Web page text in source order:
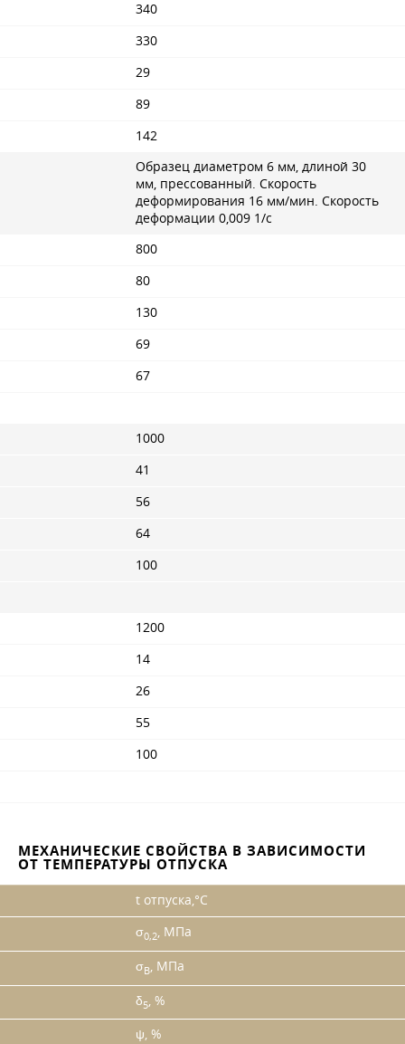
340
330
29
89
142
Образец диаметром 6 мм, длиной 30
мм, прессованный. Скорость
деформирования 16 мм/мин. Скорость
деформации 0,009 1/с
800
80
130
69
67
1000
41
56
64
100
1200
14
26
55
100
МЕХАНИЧЕСКИЕ СВОЙСТВА В ЗАВИСИМОСТИ
ОТ ТЕМПЕРАТУРЫ ОТПУСКА
t отпуска,°С
σ0,2, МПа
σB, МПа
δ5 , %
ψ, %